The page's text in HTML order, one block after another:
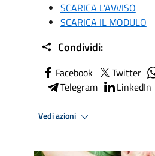
SCARICA L'AVVISO
SCARICA IL MODULO
Condividi:
Facebook Twitter
Telegram
LinkedIn
Vedi azioni